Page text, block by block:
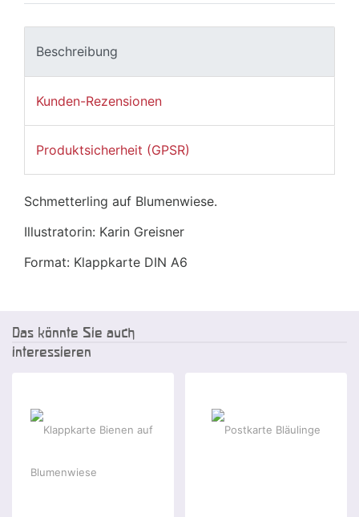
Beschreibung
Kunden-Rezensionen
Produktsicherheit (GPSR)
Schmetterling auf Blumenwiese.
Illustratorin: Karin Greisner
Format: Klappkarte DIN A6
Das könnte Sie auch
interessieren